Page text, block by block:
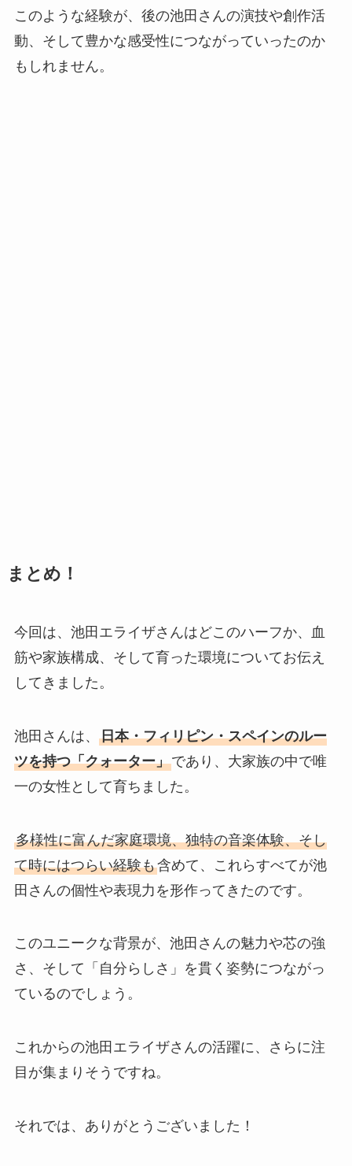
このような経験が、後の池田さんの演技や創作活
動、そして豊かな感受性につながっていったのか
もしれません。
まとめ！
今回は、池田エライザさんはどこのハーフか、血
筋や家族構成、そして育った環境についてお伝え
してきました。
池田さんは、 日本・フィリピン・スペインのルー
ツを持つ「クォーター」であり、大家族の中で唯
一の女性として育ちました。
多様性に富んだ家庭環境、独特の音楽体験、そし
て時にはつらい経験も含めて、これらすべてが池
田さんの個性や表現力を形作ってきたのです。
このユニークな背景が、池田さんの魅力や芯の強
さ、そして「自分らしさ」を貫く姿勢につながっ
ているのでしょう。
これからの池田エライザさんの活躍に、さらに注
目が集まりそうですね。
それでは、ありがとうございました！